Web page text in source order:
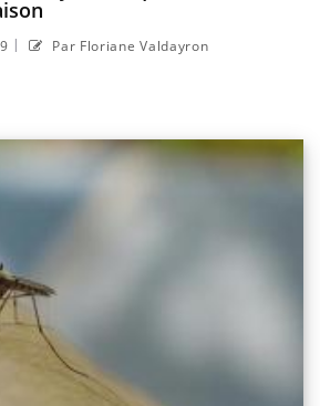
| Par Floriane Valdayron